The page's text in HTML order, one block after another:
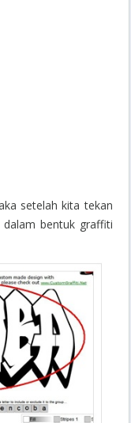
setelah kita tekan
bentuk graffiti